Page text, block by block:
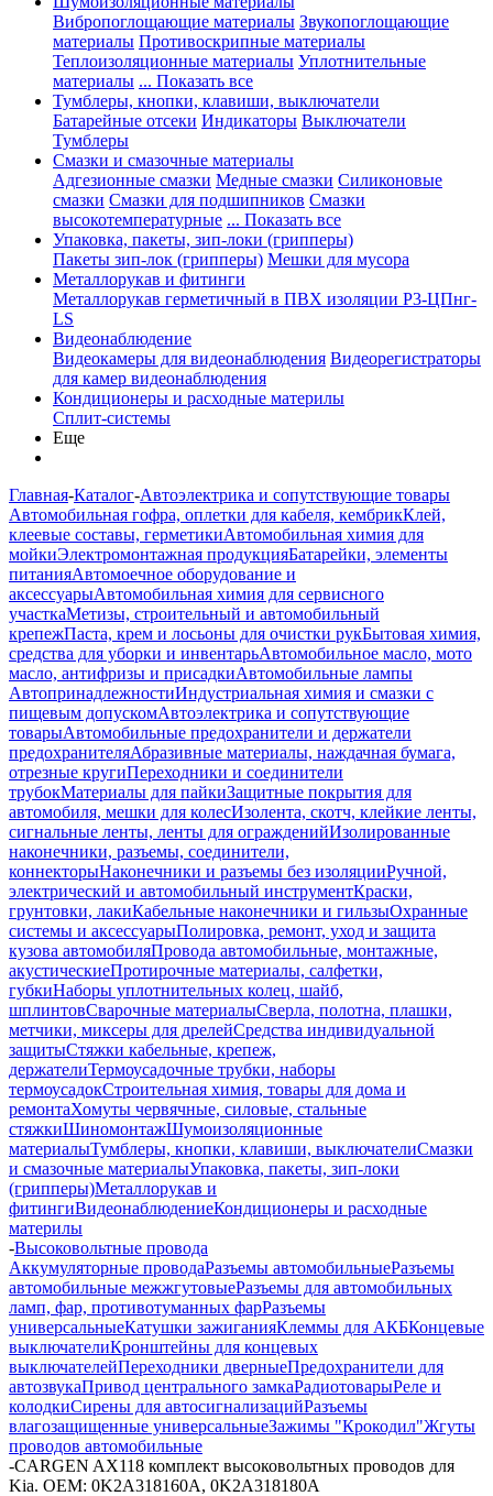
Вибропоглощающие материалы Звукопоглощающие
материалы Противоскрипные материалы
Теплоизоляционные материалы Уплотнительные
материалы ... Показать все
Тумблеры, кнопки, клавиши, выключатели
Батарейные отсеки Индикаторы Выключатели
Тумблеры
Смазки и смазочные материалы
Адгезионные смазки Медные смазки Силиконовые
смазки Смазки для подшипников Смазки
высокотемпературные ... Показать все
Упаковка, пакеты, зип-локи (грипперы)
Пакеты зип-лок (грипперы) Мешки для мусора
Металлорукав и фитинги
Металлорукав герметичный в ПВХ изоляции Р3-ЦПнг-
LS
Видеонаблюдение
Видеокамеры для видеонаблюдения Видеорегистраторы
для камер видеонаблюдения
Кондиционеры и расходные материлы
Сплит-системы
Еще
Главная-Каталог-Автоэлектрика и сопутствующие товары
Автомобильная гофра, оплетки для кабеля, кембрикКлей,
клеевые составы, герметикиАвтомобильная химия для
мойкиЭлектромонтажная продукцияБатарейки, элементы
питанияАвтомоечное оборудование и
аксессуарыАвтомобильная химия для сервисного
участкаМетизы, строительный и автомобильный
крепежПаста, крем и лосьоны для очистки рукБытовая химия,
средства для уборки и инвентарьАвтомобильное масло, мото
масло, антифризы и присадкиАвтомобильные лампы
АвтопринадлежностиИндустриальная химия и смазки с
пищевым допускомАвтоэлектрика и сопутствующие
товарыАвтомобильные предохранители и держатели
предохранителяАбразивные материалы, наждачная бумага,
отрезные кругиПереходники и соединители
трубокМатериалы для пайкиЗащитные покрытия для
автомобиля, мешки для колесИзолента, скотч, клейкие ленты,
сигнальные ленты, ленты для огражденийИзолированные
наконечники, разъемы, соединители,
коннекторыНаконечники и разъемы без изоляцииРучной,
электрический и автомобильный инструментКраски,
грунтовки, лакиКабельные наконечники и гильзыОхранные
системы и аксессуарыПолировка, ремонт, уход и защита
кузова автомобиляПровода автомобильные, монтажные,
акустическиеПротирочные материалы, салфетки,
губкиНаборы уплотнительных колец, шайб,
шплинтовСварочные материалыСверла, полотна, плашки,
метчики, миксеры для дрелейСредства индивидуальной
защитыСтяжки кабельные, крепеж,
держателиТермоусадочные трубки, наборы
термоусадокСтроительная химия, товары для дома и
ремонтаХомуты червячные, силовые, стальные
стяжкиШиномонтажШумоизоляционные
материалыТумблеры, кнопки, клавиши, выключателиСмазки
и смазочные материалыУпаковка, пакеты, зип-локи
(грипперы)Металлорукав и
фитингиВидеонаблюдениеКондиционеры и расходные
материлы
-Высоковольтные провода
Аккумуляторные проводаРазъемы автомобильныеРазъемы
автомобильные межжгутовыеРазъемы для автомобильных
ламп, фар, противотуманных фарРазъемы
универсальныеКатушки зажиганияКлеммы для АКБКонцевые
выключателиКронштейны для концевых
выключателейПереходники дверныеПредохранители для
автозвукаПривод центрального замкаРадиотоварыРеле и
колодкиСирены для автосигнализацийРазъемы
влагозащищенные универсальныеЗажимы "Крокодил"Жгуты
проводов автомобильные
-CARGEN AX118 комплект высоковольтных проводов для
Kia. OEM: 0K2A318160A, 0K2A318180A